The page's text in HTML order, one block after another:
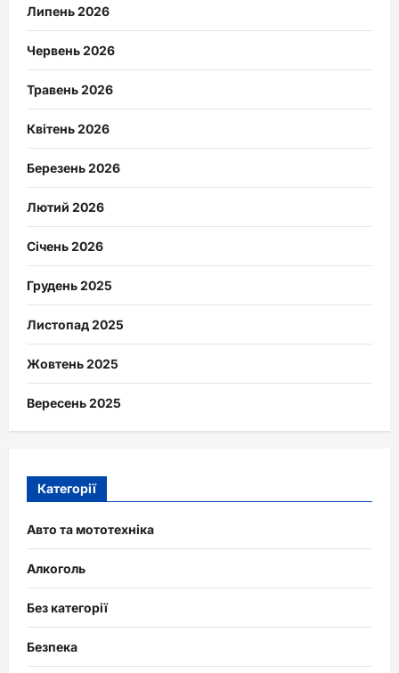
Липень 2026
Червень 2026
Травень 2026
Квітень 2026
Березень 2026
Лютий 2026
Січень 2026
Грудень 2025
Листопад 2025
Жовтень 2025
Вересень 2025
Категорії
Авто та мототехніка
Алкоголь
Без категорії
Безпека